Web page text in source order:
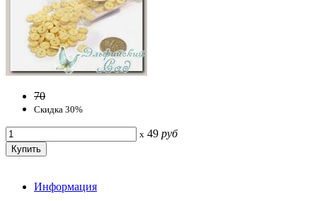
70
Скидка 30%
x 49 руб
Информация